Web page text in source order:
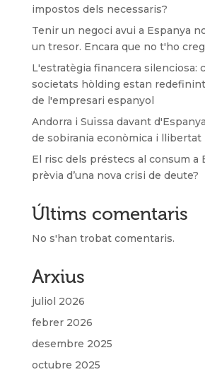
impostos dels necessaris?
Tenir un negoci avui a Espanya
un tresor. Encara que no t'ho
L'estratègia financera silenciosa:
societats hòlding estan
de l'empresari espanyol
Andorra i Suïssa davant
de sobirania econòmica i
El risc dels préstecs al consum a
prèvia d’una nova crisi de deute?
Últims comentaris
No s'han trobat comentaris.
Arxius
juliol 2026
febrer 2026
desembre 2025
octubre 2025